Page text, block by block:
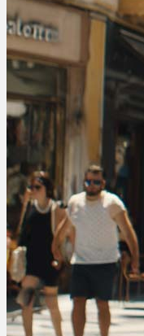
Neue Sorten
Bewertungen
Hersteller
News
App
Newsletter
Services